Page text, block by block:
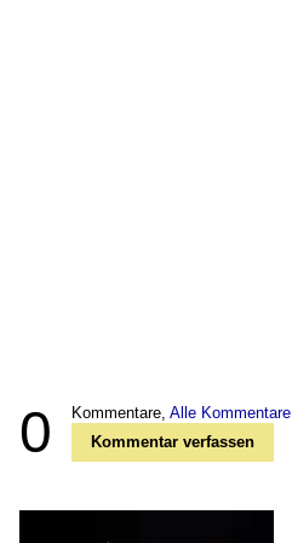
0 Kommentare, Alle Kommentare
Kommentar verfassen